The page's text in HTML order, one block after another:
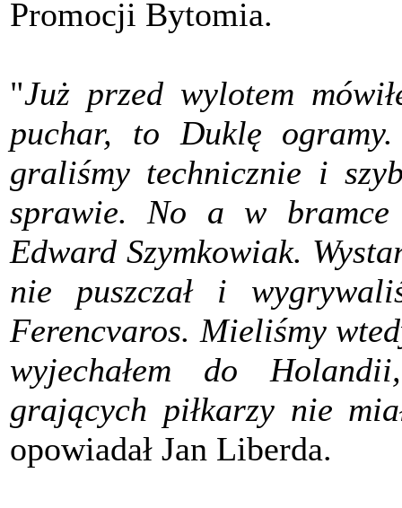
Promocji Bytomia.
"Już przed wylotem
puchar, to Duklę
graliśmy technicznie i
sprawie. No a w bramce
Edward Szymkowiak.
nie puszczał i
Ferencvaros. Mieliśmy
wyjechałem do
grających piłkarzy nie
opowiadał Jan Liberda.